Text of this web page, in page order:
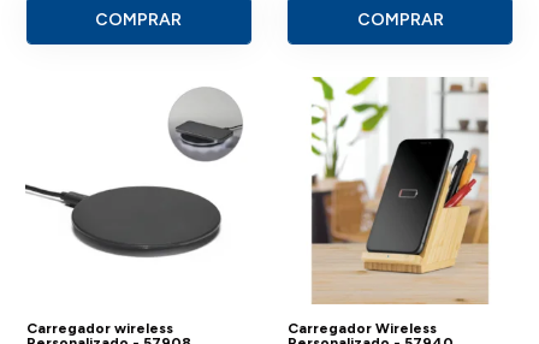
COMPRAR COMPRAR
Carregador wireless
Carregador Wireless